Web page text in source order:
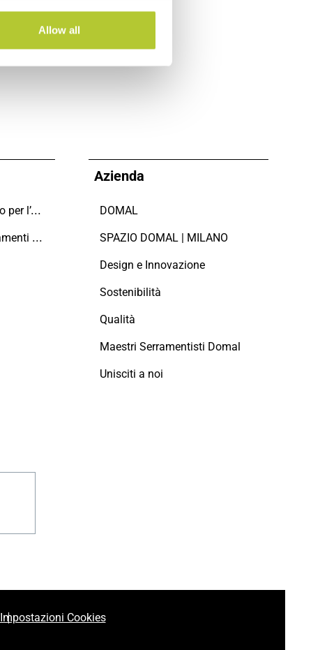
Allow all
Domal sostiene il Fondo per l’Ambiente Italiano anche per le Giornate FAI di Primavera 2024
Manutenzione dei serramenti in alluminio
Azienda
DOMAL
SPAZIO DOMAL | MILANO
Design e Innovazione
Sostenibilità
Qualità
Maestri Serramentisti Domal
Unisciti a noi
Impostazioni Cookies